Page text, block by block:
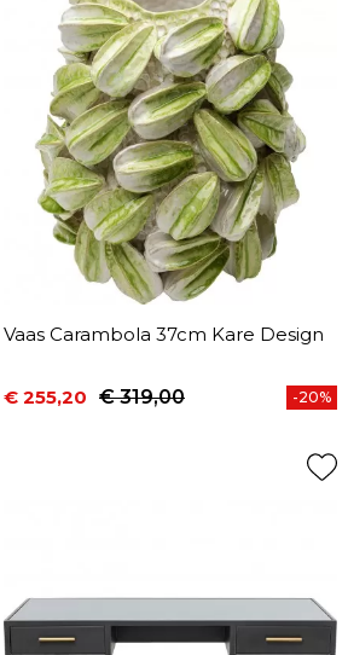
Vaas Carambola 37cm Kare Design
Prijs
€ 255,20
Normale prijs€ 319,00 -20%